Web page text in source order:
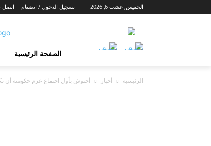
الخميس, غشت 6, 2026 تسجيل الدخول / انضمام اتصل
الصفحة الرئيسية
الرئيسية أخبار أخنوش بأول اجتماع عزم حكومته أن